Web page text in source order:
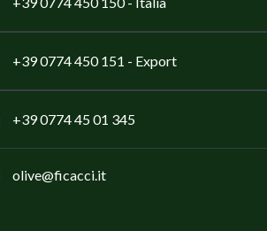
+39 0774 450 151 - Export
+39 0774 45 01 345
olive@ficacci.it